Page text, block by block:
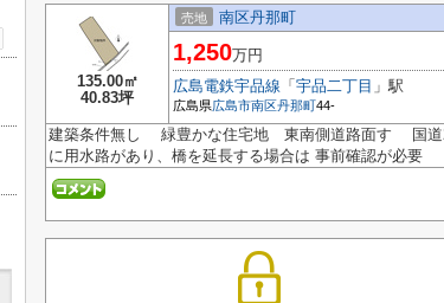
135.00㎡
40.83坪
売地 南区丹那町
1,250万円
広島電鉄宇品線 「 宇品二丁目 」駅
広島県広島市南区丹那町44-
建築条件無し 緑豊かな住宅地 東南側道路面す 国
に用水路があり、橋を延長する場合は 事前確認が必要